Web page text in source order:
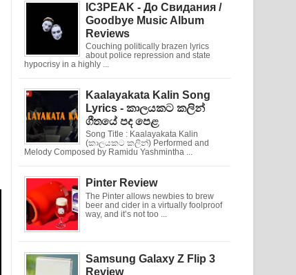
IC3PEAK - До Свидания /
Goodbye Music Album
Reviews
Couching politically brazen lyrics
about police repression and state
hypocrisy in a highly ...
Kaalayakata Kalin Song
Lyrics - කාලයකට කලින්
ගීතයේ පද පෙළ
Song Title : Kaalayakata Kalin
(කාලයකට කලින්) Performed and
Melody Composed by Ramidu Yashmintha ...
Pinter Review
The Pinter allows newbies to brew
beer and cider in a virtually foolproof
way, and it’s not too ...
Samsung Galaxy Z Flip 3
Review